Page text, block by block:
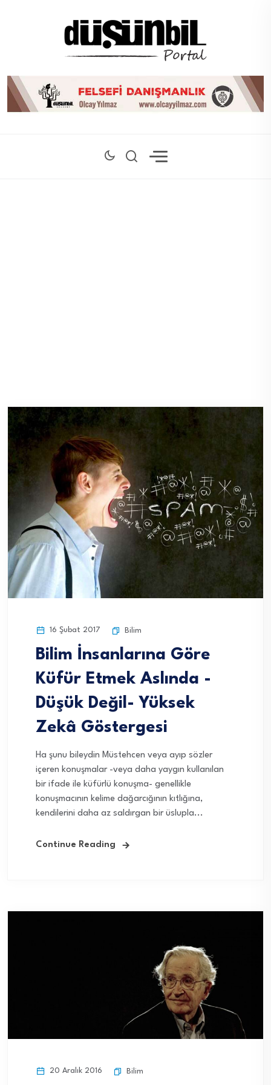
16 Şubat 2017 Bilim
Bilim İnsanlarına Göre
Küfür Etmek Aslında -
Düşük Değil- Yüksek
Zekâ Göstergesi
Ha şunu bileydin Müstehcen veya ayıp sözler
içeren konuşmalar -veya daha yaygın kullanılan
bir ifade ile küfürlü konuşma- genellikle
konuşmacının kelime dağarcığının kıtlığına,
kendilerini daha az saldırgan bir üslupla...
Continue Reading
20 Aralık 2016 Bilim